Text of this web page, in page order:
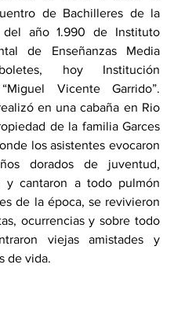
de Bachilleres de la
del año 1.990 de Instituto
de Enseñanzas Media
hoy Institución
Vicente Garrido”.
en una cabaña en Rio
de la familia Garces
los asistentes evocaron
dorados de juventud,
y cantaron a todo pulmón
de la época, se revivieron
ocurrencias y sobre todo
viejas amistades y
de vida.